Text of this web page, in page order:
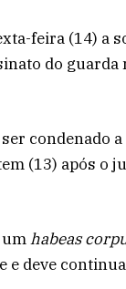
feira (14) a
do
condenado
(13) após o
umhabeas
e deve